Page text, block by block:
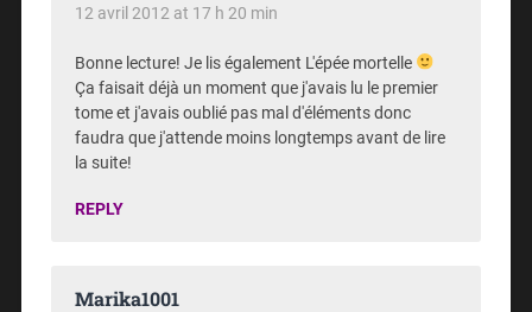
12 avril 2012 at 17 h 20 min
Bonne lecture! Je lis également L'épée mortelle
Ça faisait déjà un moment que j'avais lu le premier
tome et j'avais oublié pas mal d'éléments donc
faudra que j'attende moins longtemps avant de lire
la suite!
REPLY
Marika1001